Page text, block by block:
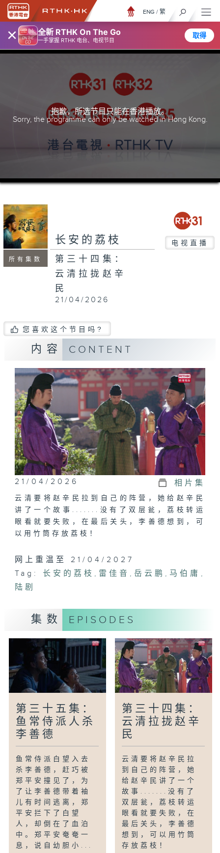
× 全新 RTHK On The Go
一手掌握 RTHK 电台、电视节目
取得
ENG / 繁
抱歉，所选节目只能在香港播放。
Sorry, the programme can only be watched in Hong Kong.
所有集数
长安的荔枝 电视直播
第三十四集：
云清拉拢赵辛
民
21/04/2026
您喜欢这个节目吗?
内容 CONTENT
21/04/2026 相片集
云清要将赵辛民拉到自己的阵营，她给赵辛民
讲了一个故事.......没有了双层瓮，荔枝转运
眼看就要失败，在最后关头，李善德想到，可
以用竹筒存放荔枝！
网上重温至 21/04/2027
Tag:
长安的荔枝 , 雷佳音 ,岳云鹏 , 马伯庸 ,
陆剧
集数 EPISODES
第三十五集：
鱼常侍派人杀
李善德
鱼常侍派白望入去
杀李善德，赶巧被
郑平安撞见了，为
了让李善德带着袖
儿有时间逃离，郑
平安拦下了白望
人，却倒在了血泊
中。郑平安奄奄一
息，说自幼胆小...
第三十四集：
云清拉拢赵辛
民
云清要将赵辛民拉
到自己的阵营，她
给赵辛民讲了一个
故事.......没有了
双层瓮，荔枝转运
眼看就要失败，在
最后关头，李善德
想到，可以用竹筒
存放荔枝！